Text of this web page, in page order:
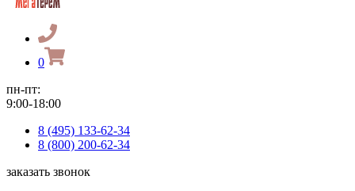
0
пн-пт:
9:00-18:00
8 (495) 133-62-34
8 (800) 200-62-34
заказать звонок